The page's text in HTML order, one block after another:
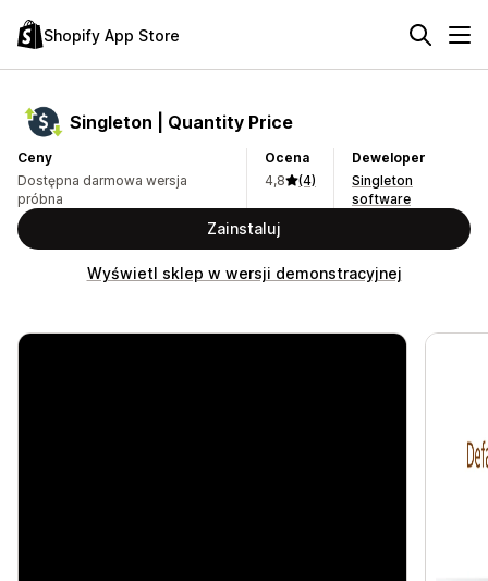
Shopify App Store
Singleton | Quantity Price
Ceny
Dostępna darmowa wersja
próbna
Ocena
4,8
(4)
Deweloper
Singleton
software
Zainstaluj
Wyświetl sklep w wersji demonstracyjnej